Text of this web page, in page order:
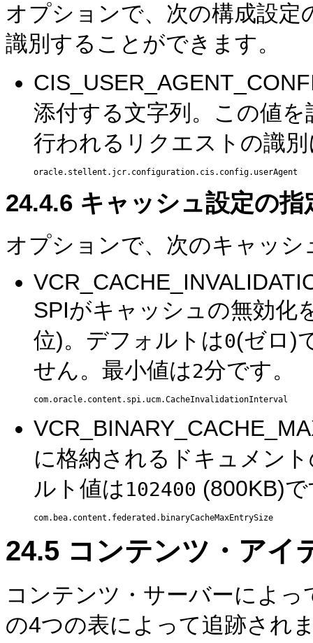
オプションで、次の構成設
識別することができます。
添付する文字列。この値
行われるリクエストの識
24.4.6 キャッシュ設定の指
オプションで、次のキャッ
SPIがキャッシュの無効化
位)。デフォルトは0(ゼロ)
せん。最小値は2分です。
に格納されるドキュメン
ルト値は 102400 (800KB)
24.5 コンテンツ・アイ
コンテンツ・サーバーによ
の4つの表によって追跡され